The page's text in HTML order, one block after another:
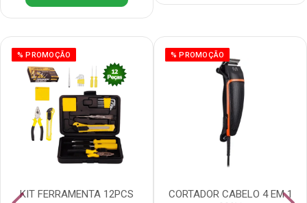
% PROMOÇÃO
KIT FERRAMENTA 12PCS
% PROMOÇÃO
CORTADOR CABELO 4 EM 1